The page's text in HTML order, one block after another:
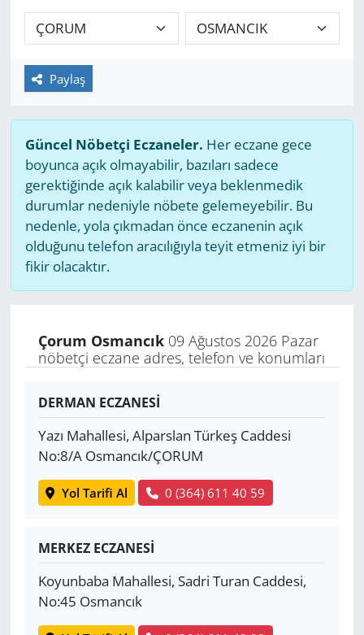
Paylaş
Güncel Nöbetçi Eczaneler. Her eczane gece
boyunca açık olmayabilir, bazıları sadece
gerektiğinde açık kalabilir veya beklenmedik
durumlar nedeniyle nöbete gelemeyebilir. Bu
nedenle, yola çıkmadan önce eczanenin açık
olduğunu telefon aracılığıyla teyit etmeniz iyi bir
fikir olacaktır.
Çorum Osmancık09 Ağustos 2026 Pazar
nöbetçi eczane adres, telefon ve konumları
DERMAN ECZANESİ
Yazı Mahallesi, Alparslan Türkeş Caddesi
No:8/A Osmancık/ÇORUM
Yol Tarifi Al 0 (364) 611 40 59
MERKEZ ECZANESİ
Koyunbaba Mahallesi, Sadri Turan Caddesi,
No:45 Osmancık
GÜNDEM
HABERDE İNSAN
MAGAZİN
POLİTİKA
RESMİ İLANLAR
SAĞLIK
SPOR
Yerel